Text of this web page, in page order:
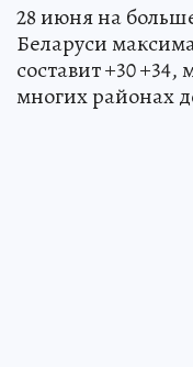
28 июня на
Беларуси
составит +30
многих районах